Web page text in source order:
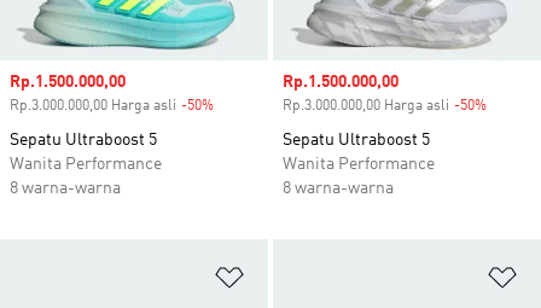
Harga penjualan
Rp.1.500.000,00
Rp.3.000.000,00 Harga asli -50%
Sepatu Ultraboost 5
Wanita Performance
8 warna-warna
Harga penjualan
Rp.1.500.000,00
Rp.3.000.000,00 Harga asli -50%
Sepatu Ultraboost 5
Wanita Performance
8 warna-warna